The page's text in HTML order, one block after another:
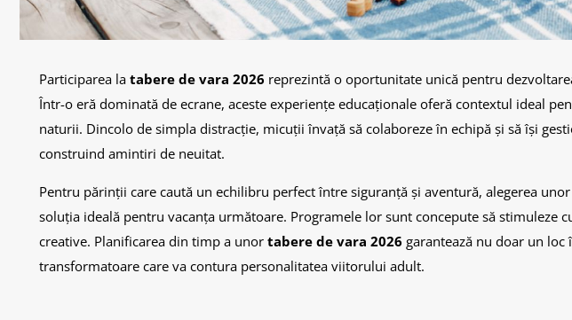
Participarea la tabere de vara 2026 reprezintă o oportunitate unică pentru
Într-o eră dominată de ecrane, aceste experiențe educaționale oferă contextul ideal
naturii. Dincolo de simpla distracție, micuții învață să colaboreze în echipă și să își
construind amintiri de neuitat.
Pentru părinții care caută un echilibru perfect între siguranță și aventură, alegerea unor
soluția ideală pentru vacanța următoare. Programele lor sunt concepute să stimuleze
creative. Planificarea din timp a unor tabere de vara 2026 garantează nu doar un
transformatoare care va contura personalitatea viitorului adult.